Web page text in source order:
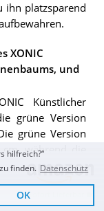
Sofort Lieferbar
ihn platzsparend
XONIC
und
Künstlicher
grüne Version
grüne Version
während die
mit einer Länge
wählen, die
zur festlichen
hilfreich?“
finden. Datenschutz
OK